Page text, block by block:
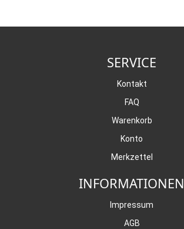
SERVICE
Kontakt
FAQ
Warenkorb
Konto
Merkzettel
INFORMATIONEN
Impressum
AGB